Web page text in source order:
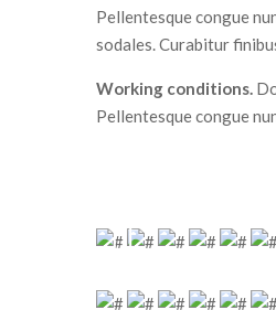
Pellentesque congue
sodales. Curabitur
Working conditions.
Pellentesque congue